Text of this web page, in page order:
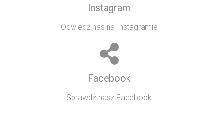
Instagram
Odwiedź nas na Instagramie
Facebook
Sprawdź nasz Facebook